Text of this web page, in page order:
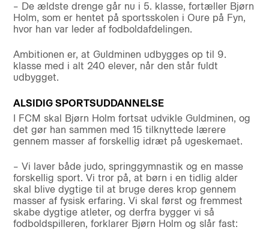
– De ældste drenge går nu i 5. klasse, fortæller Bjørn
Holm, som er hentet på sportsskolen i Oure på Fyn,
hvor han var leder af fodboldafdelingen.
Ambitionen er, at Guldminen udbygges op til 9.
klasse med i alt 240 elever, når den står fuldt
udbygget.
ALSIDIG SPORTSUDDANNELSE
I FCM skal Bjørn Holm fortsat udvikle Guldminen, og
det gør han sammen med 15 tilknyttede lærere
gennem masser af forskellig idræt på ugeskemaet.
– Vi laver både judo, springgymnastik og en masse
forskellig sport. Vi tror på, at børn i en tidlig alder
skal blive dygtige til at bruge deres krop gennem
masser af fysisk erfaring. Vi skal først og fremmest
skabe dygtige atleter, og derfra bygger vi så
fodboldspilleren, forklarer Bjørn Holm og slår fast: